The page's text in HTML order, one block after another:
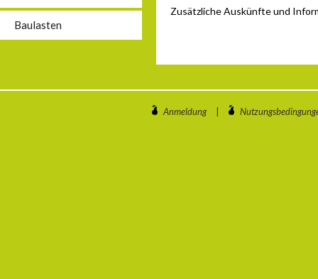
Baulasten
Zusätzliche Auskünfte und
Anmeldung